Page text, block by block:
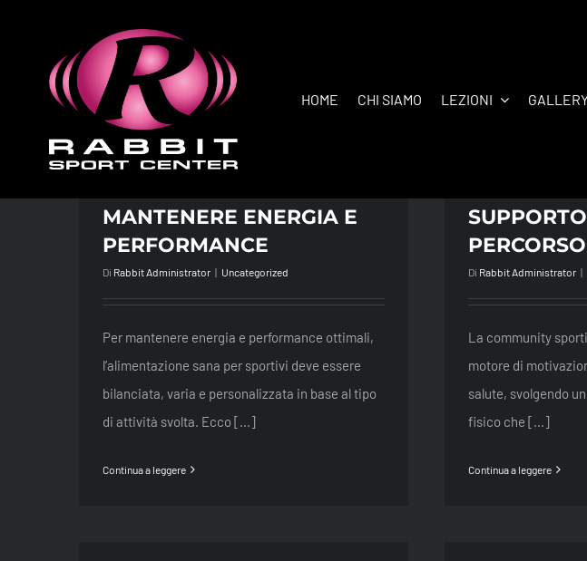
contenuto
HOME CHI SIAMO LEZIONI
ALIMENTAZIONE SANA
PER SPORTIVI: IDEE E
MANTENERE ENERGIA E
PERFORMANCE
Di Rabbit Administrator | Uncategorized
Per mantenere energia e performance ottimali,
l’alimentazione sana per sportivi deve essere
bilanciata, varia e personalizzata in base al tipo
di attività svolta. Ecco [...]
Continua a leggere
Di Rabbit Administrator |
La community
motore di
salute, svolgendo
fisico che [...]
Continua a leggere